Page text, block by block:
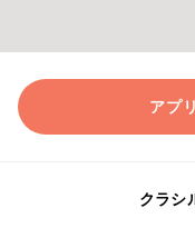
アプ
クラシ